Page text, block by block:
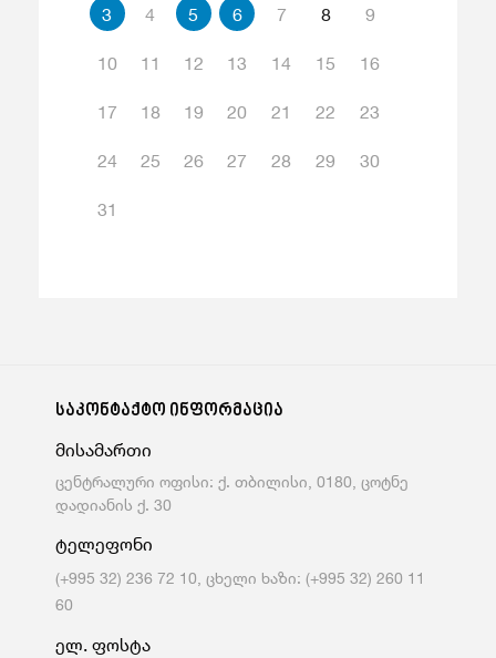
3 4 5 6 7 8 9
10 11 12 13 14 15 16
17 18 19 20 21 22 23
24 25 26 27 28 29 30
31
საკონტაქტო ინფორმაცია
მისამართი
ცენტრალური ოფისი: ქ. თბილისი, 0180, ცოტნე
დადიანის ქ. 30
ტელეფონი
(+995 32) 236 72 10, ცხელი ხაზი: (+995 32) 260 11
60
ელ. ფოსტა